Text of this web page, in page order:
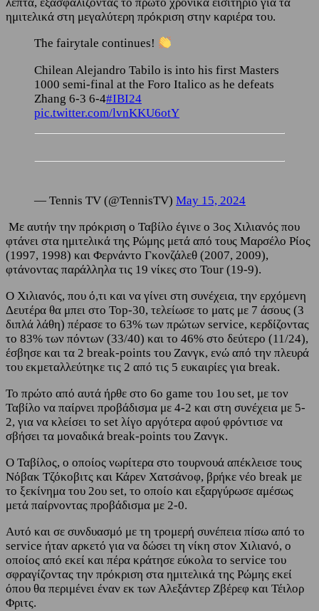
λεπτά, εξασφαλίζοντας το πρώτο χρονικά εισιτήριο για τα
ημιτελικά στη μεγαλύτερη πρόκριση στην καριέρα του.
The fairytale continues!
Chilean Alejandro Tabilo is into his first Masters
1000 semi-final at the Foro Italico as he defeats
Zhang 6-3 6-4#IBI24
pic.twitter.com/lvnKKU6otY
— Tennis TV (@TennisTV) May 15, 2024
Με αυτήν την πρόκριση ο Ταβίλο έγινε ο 3ος Χιλιανός που
φτάνει στα ημιτελικά της Ρώμης μετά από τους Μαρσέλο Ρίος
(1997, 1998) και Φερνάντο Γκονζάλεθ (2007, 2009),
φτάνοντας παράλληλα τις 19 νίκες στο Tour (19-9).
Ο Χιλιανός, που ό,τι και να γίνει στη συνέχεια, την ερχόμενη
Δευτέρα θα μπει στο Top-30, τελείωσε το ματς με 7 άσους (3
διπλά λάθη) πέρασε το 63% των πρώτων service, κερδίζοντας
το 83% των πόντων (33/40) και το 46% στο δεύτερο (11/24),
έσβησε και τα 2 break-points του Ζανγκ, ενώ από την πλευρά
του εκμεταλλεύτηκε τις 2 από τις 5 ευκαιρίες για break.
Το πρώτο από αυτά ήρθε στο 6ο game του 1ου set, με τον
Ταβίλο να παίρνει προβάδισμα με 4-2 και στη συνέχεια με 5-
2, για να κλείσει το set λίγο αργότερα αφού φρόντισε να
σβήσει τα μοναδικά break-points του Ζανγκ.
Ο Ταβίλος, ο οποίος νωρίτερα στο τουρνουά απέκλεισε τους
Νόβακ Τζόκοβιτς και Κάρεν Χατσάνοφ, βρήκε νέο break με
το ξεκίνημα του 2ου set, το οποίο και εξαργύρωσε αμέσως
μετά παίρνοντας προβάδισμα με 2-0.
Αυτό και σε συνδυασμό με τη τρομερή συνέπεια πίσω από το
service ήταν αρκετό για να δώσει τη νίκη στον Χιλιανό, ο
οποίος από εκεί και πέρα κράτησε εύκολα το service του
σφραγίζοντας την πρόκριση στα ημιτελικά της Ρώμης εκεί
όπου θα περιμένει έναν εκ των Αλεξάντερ Ζβέρεφ και Τέιλορ
Φριτς.